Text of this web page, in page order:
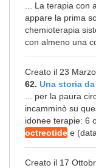
... La terapia con
appare la prima
chemioterapia
con almeno una
Creato il 23
62. Una storia
... per la paura
incamminò su
idonee terapie: 6
octreotide e
Creato il 17